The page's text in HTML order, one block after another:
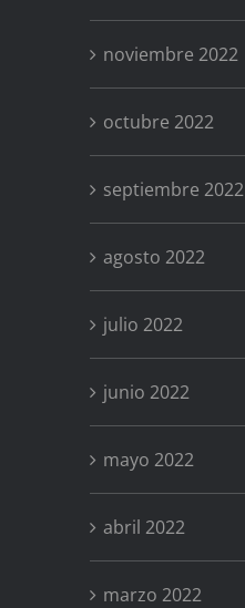
noviembre 2022
octubre 2022
septiembre 2022
agosto 2022
julio 2022
junio 2022
mayo 2022
abril 2022
marzo 2022